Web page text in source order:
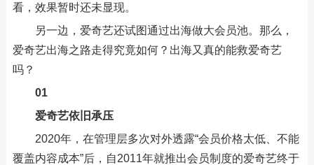
看，效果暂时还未显现。
另一边，爱奇艺还试图通过出海做大会员池。那么，
爱奇艺出海之路走得究竟如何？出海又真的能救爱奇艺
吗？
01
爱奇艺依旧承压
2020年，在管理层多次对外透露“会员价格太低、不能
覆盖内容成本”后，自2011年就推出会员制度的爱奇艺终于